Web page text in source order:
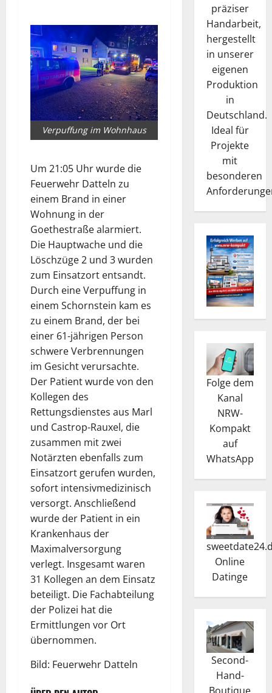
Verpuffung im Wohnhaus
Um 21:05 Uhr wurde die
Feuerwehr Datteln zu
einem Brand in einer
Wohnung in der
Goethestraße alarmiert.
Die Hauptwache und die
Löschzüge 2 und 3 wurden
zum Einsatzort entsandt.
Durch eine Verpuffung in
einem Schornstein kam es
zu einem Brand, der bei
einer 61-jährigen Person
schwere Verbrennungen
im Gesicht verursachte.
Der Patient wurde von den
Kollegen des
Rettungsdienstes aus Marl
und Castrop-Rauxel, die
zusammen mit zwei
Notärzten ebenfalls zum
Einsatzort gerufen wurden,
sofort intensivmedizinisch
versorgt. Anschließend
wurde der Patient in ein
Krankenhaus der
Maximalversorgung
verlegt. Insgesamt waren
31 Kollegen an dem Einsatz
beteiligt. Die Fachabteilung
der Polizei hat die
Ermittlungen vor Ort
übernommen.
Bild: Feuerwehr Datteln
präziser
Handarbeit,
hergestellt
in unserer
eigenen
Produktion
in
Deutschland.
Ideal für
Projekte
mit
besonderen
Folge dem
Kanal
NRW-
Kompakt
auf
WhatsApp
Online
Datinge
Second-
Hand-